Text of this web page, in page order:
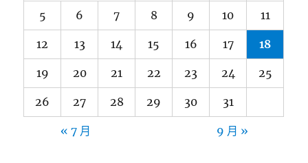
5 6 7 8 9 10 11
12 13 14 15 16 17 18
19 20 21 22 23 24 25
26 27 28 29 30 31
« 7 月 9 月 »